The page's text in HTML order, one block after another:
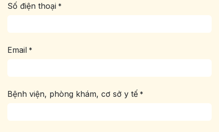
Số điện thoại *
Email *
Bệnh viện, phòng khám, cơ sở y tế *